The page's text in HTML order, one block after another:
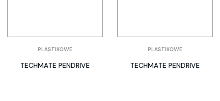
PLASTIKOWE
TECHMATE PENDRIVE
PLASTIKOWE
TECHMATE PENDRIVE